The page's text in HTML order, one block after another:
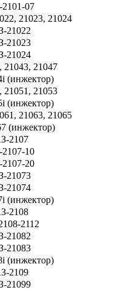
07
21023, 21024
21022
21023
21024
21047
(инжектор)
21053
(инжектор)
21063, 21065
(инжектор)
2107
10
20
21073
21074
(инжектор)
2108
2112
21082
21083
(инжектор)
2109
21099